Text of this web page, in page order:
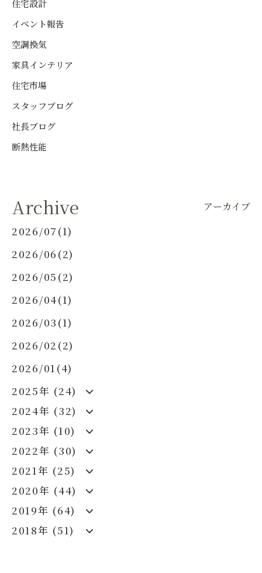
住宅設計
イベント報告
空調換気
家具インテリア
住宅市場
スタッフブログ
社長ブログ
断熱性能
Archive アーカイブ
2026/07(1)
2026/06(2)
2026/05(2)
2026/04(1)
2026/03(1)
2026/02(2)
2026/01(4)
2025年 (24)
2024年 (32)
2023年 (10)
2022年 (30)
2021年 (25)
2020年 (44)
2019年 (64)
2018年 (51)